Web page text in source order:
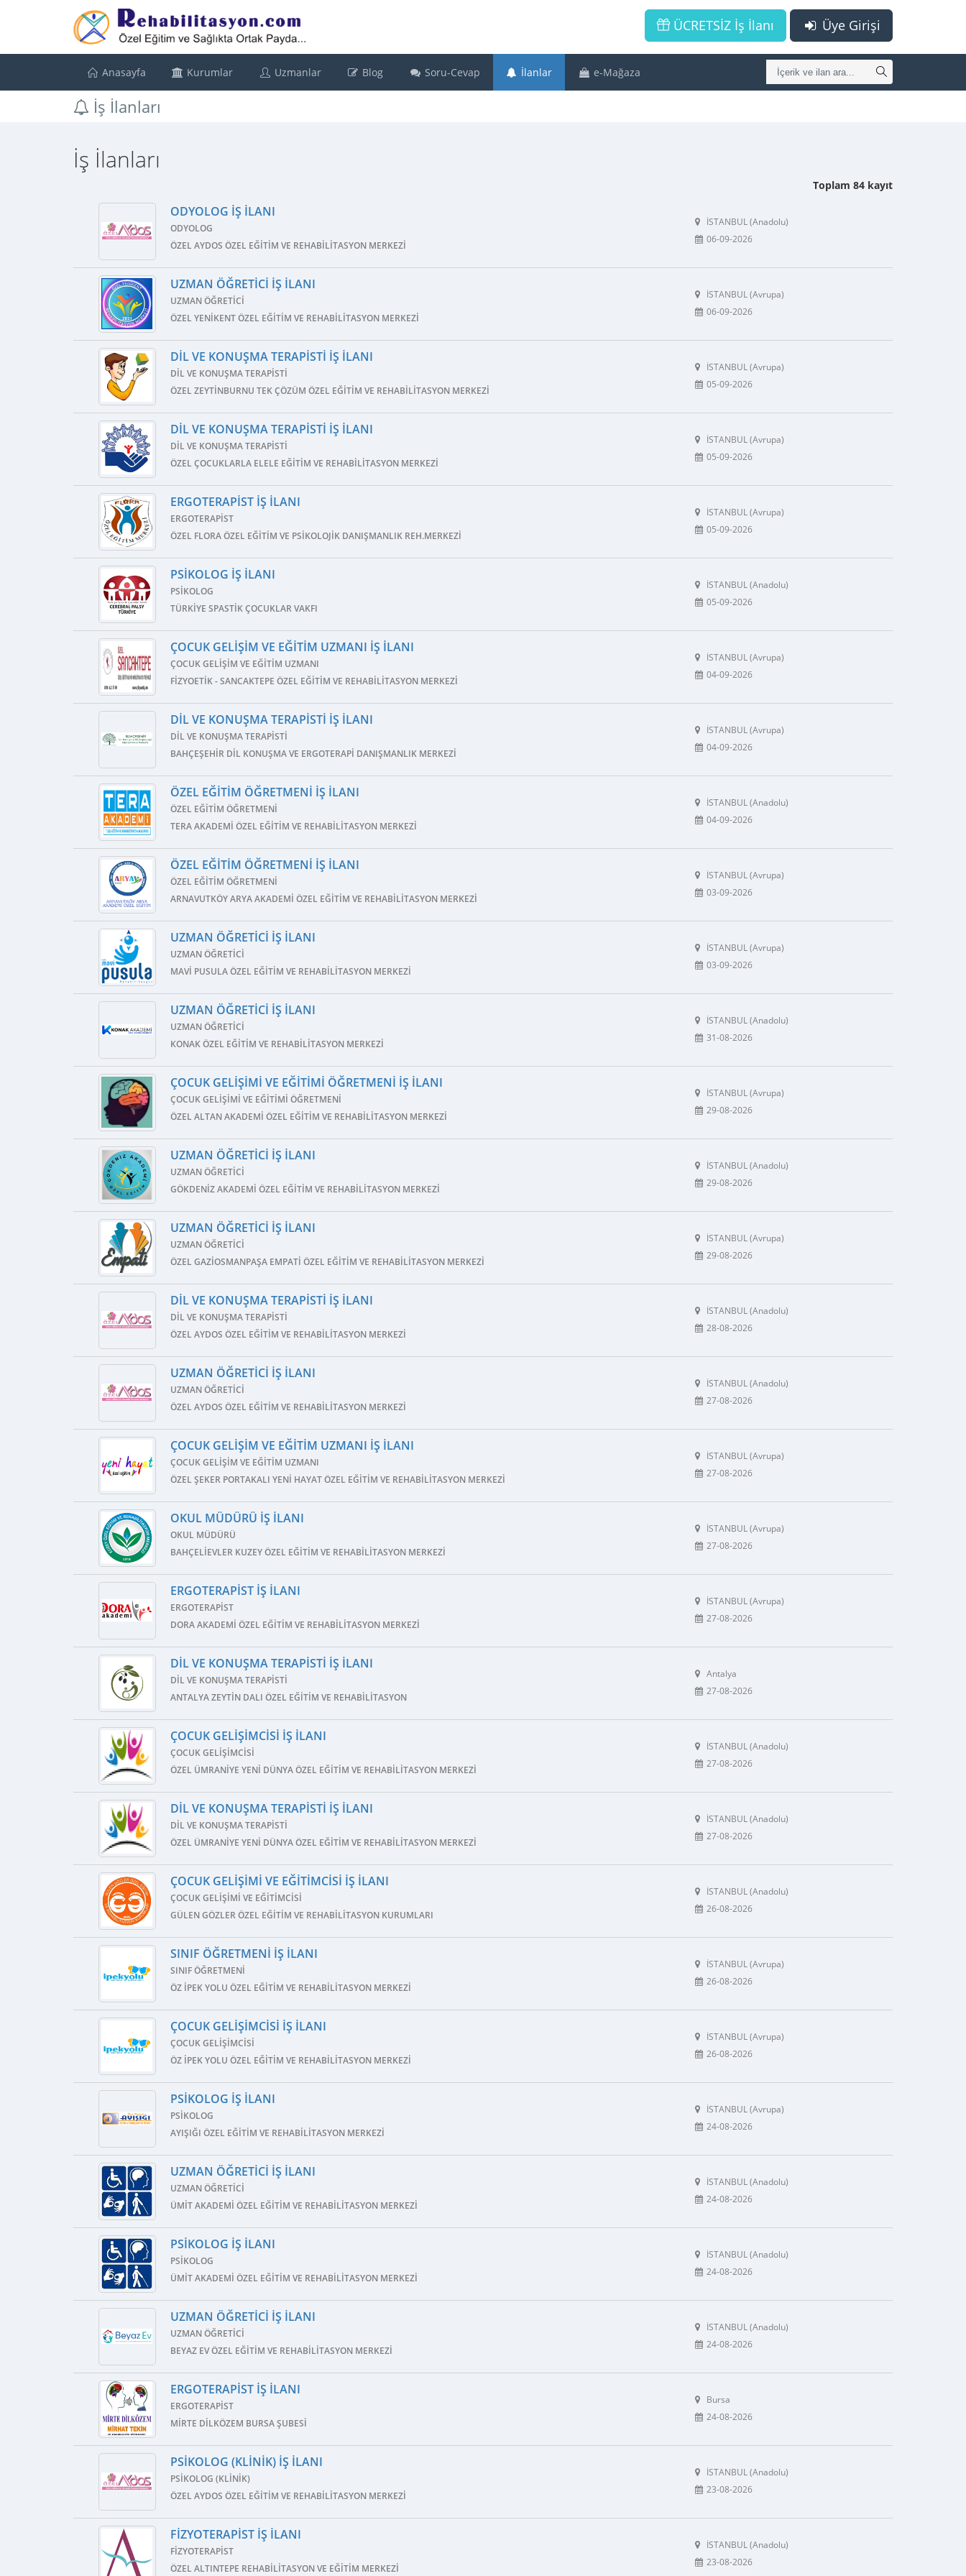
Üye Girişi
ÜCRETSİZ İş İlanı
Anasayfa Kurumlar Uzmanlar Blog Soru-Cevap İlanlar e-Mağaza
İş İlanları
İş İlanları
Toplam 84 kayıt
ODYOLOG İŞ İLANI
ODYOLOG
ÖZEL AYDOS ÖZEL EĞITIM VE REHABILITASYON MERKEZI
İSTANBUL (Anadolu)
06-09-2026
UZMAN ÖĞRETICI İŞ İLANI
UZMAN ÖĞRETICI
ÖZEL YENIKENT ÖZEL EĞITIM VE REHABILITASYON MERKEZI
İSTANBUL (Avrupa)
06-09-2026
DIL VE KONUŞMA TERAPISTI İŞ İLANI
DIL VE KONUŞMA TERAPISTI
ÖZEL ZEYTINBURNU TEK ÇÖZÜM ÖZEL EĞITIM VE REHABILITASYON MERKEZI
İSTANBUL (Avrupa)
05-09-2026
DIL VE KONUŞMA TERAPISTI İŞ İLANI
DIL VE KONUŞMA TERAPISTI
ÖZEL ÇOCUKLARLA ELELE EĞITIM VE REHABILITASYON MERKEZI
İSTANBUL (Avrupa)
05-09-2026
ERGOTERAPIST İŞ İLANI
ERGOTERAPIST
ÖZEL FLORA ÖZEL EĞITIM VE PSIKOLOJIK DANIŞMANLIK REH.MERKEZI
İSTANBUL (Avrupa)
05-09-2026
PSIKOLOG İŞ İLANI
PSIKOLOG
TÜRKIYE SPASTIK ÇOCUKLAR VAKFI
İSTANBUL (Anadolu)
05-09-2026
ÇOCUK GELIŞIM VE EĞITIM UZMANI İŞ İLANI
ÇOCUK GELIŞIM VE EĞITIM UZMANI
FIZYOETIK - SANCAKTEPE ÖZEL EĞITIM VE REHABILITASYON MERKEZI
İSTANBUL (Avrupa)
04-09-2026
DIL VE KONUŞMA TERAPISTI İŞ İLANI
DIL VE KONUŞMA TERAPISTI
BAHÇEŞEHIR DIL KONUŞMA VE ERGOTERAPI DANIŞMANLIK MERKEZI
İSTANBUL (Avrupa)
04-09-2026
ÖZEL EĞITIM ÖĞRETMENI İŞ İLANI
ÖZEL EĞITIM ÖĞRETMENI
TERA AKADEMI ÖZEL EĞITIM VE REHABILITASYON MERKEZI
İSTANBUL (Anadolu)
04-09-2026
ÖZEL EĞITIM ÖĞRETMENI İŞ İLANI
ÖZEL EĞITIM ÖĞRETMENI
ARNAVUTKÖY ARYA AKADEMI ÖZEL EĞITIM VE REHABILITASYON MERKEZI
İSTANBUL (Avrupa)
03-09-2026
UZMAN ÖĞRETICI İŞ İLANI
UZMAN ÖĞRETICI
MAVI PUSULA ÖZEL EĞITIM VE REHABILITASYON MERKEZI
İSTANBUL (Avrupa)
03-09-2026
UZMAN ÖĞRETICI İŞ İLANI
UZMAN ÖĞRETICI
KONAK ÖZEL EĞITIM VE REHABILITASYON MERKEZI
İSTANBUL (Anadolu)
31-08-2026
ÇOCUK GELIŞIMI VE EĞITIMI ÖĞRETMENI İŞ İLANI
ÇOCUK GELIŞIMI VE EĞITIMI ÖĞRETMENI
ÖZEL ALTAN AKADEMI ÖZEL EĞITIM VE REHABILITASYON MERKEZI
İSTANBUL (Avrupa)
29-08-2026
UZMAN ÖĞRETICI İŞ İLANI
UZMAN ÖĞRETICI
GÖKDENIZ AKADEMI ÖZEL EĞITIM VE REHABILITASYON MERKEZI
İSTANBUL (Anadolu)
29-08-2026
UZMAN ÖĞRETICI İŞ İLANI
UZMAN ÖĞRETICI
ÖZEL GAZIOSMANPAŞA EMPATI ÖZEL EĞITIM VE REHABILITASYON MERKEZI
İSTANBUL (Avrupa)
29-08-2026
DIL VE KONUŞMA TERAPISTI İŞ İLANI
DIL VE KONUŞMA TERAPISTI
ÖZEL AYDOS ÖZEL EĞITIM VE REHABILITASYON MERKEZI
İSTANBUL (Anadolu)
28-08-2026
UZMAN ÖĞRETICI İŞ İLANI
UZMAN ÖĞRETICI
ÖZEL AYDOS ÖZEL EĞITIM VE REHABILITASYON MERKEZI
İSTANBUL (Anadolu)
27-08-2026
ÇOCUK GELIŞIM VE EĞITIM UZMANI İŞ İLANI
ÇOCUK GELIŞIM VE EĞITIM UZMANI
ÖZEL ŞEKER PORTAKALI YENI HAYAT ÖZEL EĞITIM VE REHABILITASYON MERKEZI
İSTANBUL (Avrupa)
27-08-2026
OKUL MÜDÜRÜ İŞ İLANI
OKUL MÜDÜRÜ
BAHÇELIEVLER KUZEY ÖZEL EĞITIM VE REHABILITASYON MERKEZI
İSTANBUL (Avrupa)
27-08-2026
ERGOTERAPIST İŞ İLANI
ERGOTERAPIST
DORA AKADEMI ÖZEL EĞITIM VE REHABILITASYON MERKEZI
İSTANBUL (Avrupa)
27-08-2026
DIL VE KONUŞMA TERAPISTI İŞ İLANI
DIL VE KONUŞMA TERAPISTI
ANTALYA ZEYTIN DALI ÖZEL EĞITIM VE REHABILITASYON
Antalya
27-08-2026
ÇOCUK GELIŞIMCISI İŞ İLANI
ÇOCUK GELIŞIMCISI
ÖZEL ÜMRANIYE YENI DÜNYA ÖZEL EĞITIM VE REHABILITASYON MERKEZI
İSTANBUL (Anadolu)
27-08-2026
DIL VE KONUŞMA TERAPISTI İŞ İLANI
DIL VE KONUŞMA TERAPISTI
ÖZEL ÜMRANIYE YENI DÜNYA ÖZEL EĞITIM VE REHABILITASYON MERKEZI
İSTANBUL (Anadolu)
27-08-2026
ÇOCUK GELIŞIMI VE EĞITIMCISI İŞ İLANI
ÇOCUK GELIŞIMI VE EĞITIMCISI
GÜLEN GÖZLER ÖZEL EĞITIM VE REHABILITASYON KURUMLARI
İSTANBUL (Anadolu)
26-08-2026
SINIF ÖĞRETMENI İŞ İLANI
SINIF ÖĞRETMENI
ÖZ İPEK YOLU ÖZEL EĞITIM VE REHABILITASYON MERKEZI
İSTANBUL (Avrupa)
26-08-2026
ÇOCUK GELIŞIMCISI İŞ İLANI
ÇOCUK GELIŞIMCISI
ÖZ İPEK YOLU ÖZEL EĞITIM VE REHABILITASYON MERKEZI
İSTANBUL (Avrupa)
26-08-2026
PSIKOLOG İŞ İLANI
PSIKOLOG
AYIŞIĞI ÖZEL EĞITIM VE REHABILITASYON MERKEZI
İSTANBUL (Avrupa)
24-08-2026
UZMAN ÖĞRETICI İŞ İLANI
UZMAN ÖĞRETICI
ÜMIT AKADEMI ÖZEL EĞITIM VE REHABILITASYON MERKEZI
İSTANBUL (Anadolu)
24-08-2026
PSIKOLOG İŞ İLANI
PSIKOLOG
ÜMIT AKADEMI ÖZEL EĞITIM VE REHABILITASYON MERKEZI
İSTANBUL (Anadolu)
24-08-2026
UZMAN ÖĞRETICI İŞ İLANI
UZMAN ÖĞRETICI
BEYAZ EV ÖZEL EĞITIM VE REHABILITASYON MERKEZI
İSTANBUL (Anadolu)
24-08-2026
ERGOTERAPIST İŞ İLANI
ERGOTERAPIST
MIRTE DILKÖZEM BURSA ŞUBESI
Bursa
24-08-2026
PSIKOLOG (KLINIK) İŞ İLANI
PSIKOLOG (KLINIK)
ÖZEL AYDOS ÖZEL EĞITIM VE REHABILITASYON MERKEZI
İSTANBUL (Anadolu)
23-08-2026
FIZYOTERAPIST İŞ İLANI
FIZYOTERAPIST
ÖZEL ALTINTEPE REHABILITASYON VE EĞITIM MERKEZI
İSTANBUL (Anadolu)
23-08-2026